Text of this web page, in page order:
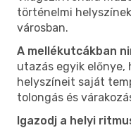
történelmi
városban.
A mellékutcákban
utazás egyik előnye,
helyszíneit saját
tolongás és
Igazodj a helyi